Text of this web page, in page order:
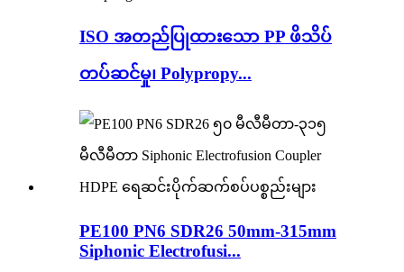
ISO အတည်ပြုထားသော PP ဖိသိပ်
တပ်ဆင်မှု၊ Polypropy...
PE100 PN6 SDR26 50mm-315mm
Siphonic Electrofusi...